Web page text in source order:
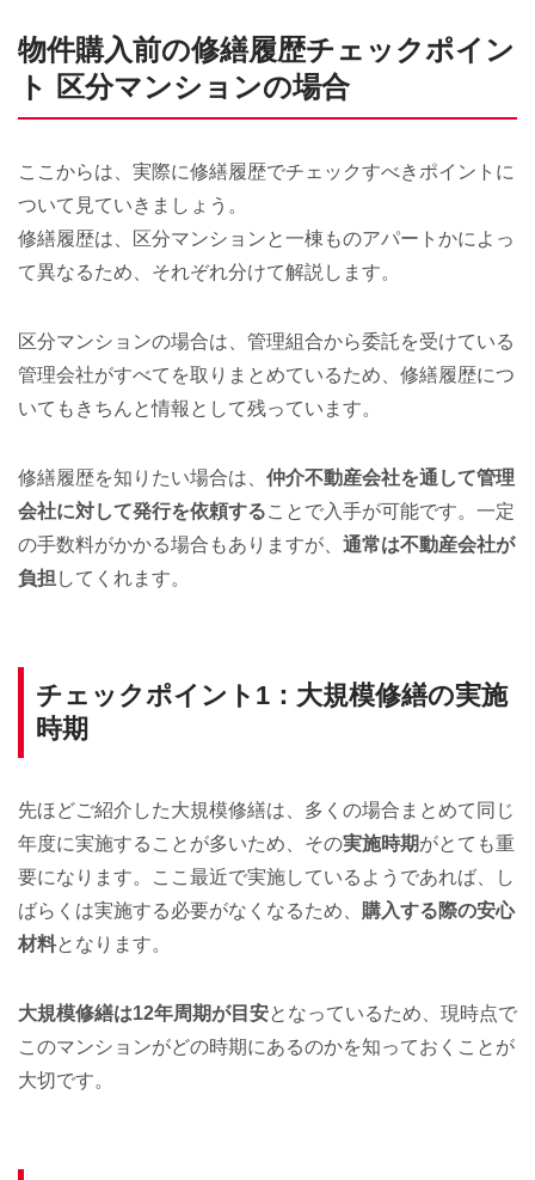
物件購入前の修繕履歴チェックポイン
ト 区分マンションの場合
ここからは、実際に修繕履歴でチェックすべきポイントに
ついて見ていきましょう。
修繕履歴は、区分マンションと一棟ものアパートかによっ
て異なるため、それぞれ分けて解説します。
区分マンションの場合は、管理組合から委託を受けている
管理会社がすべてを取りまとめているため、修繕履歴につ
いてもきちんと情報として残っています。
修繕履歴を知りたい場合は、 仲介不動産会社を通して管理
会社に対して発行を依頼することで入手が可能です。一定
の手数料がかかる場合もありますが、 通常は不動産会社が
負担 してくれます。
チェックポイント1：大規模修繕の実施
時期
先ほどご紹介した大規模修繕は、多くの場合まとめて同じ
年度に実施することが多いため、その実施時期がとても重
要になります。ここ最近で実施しているようであれば、し
ばらくは実施する必要がなくなるため、 購入する際の安心
材料となります。
大規模修繕は12年周期が目安となっているため、現時点で
このマンションがどの時期にあるのかを知っておくことが
大切です。